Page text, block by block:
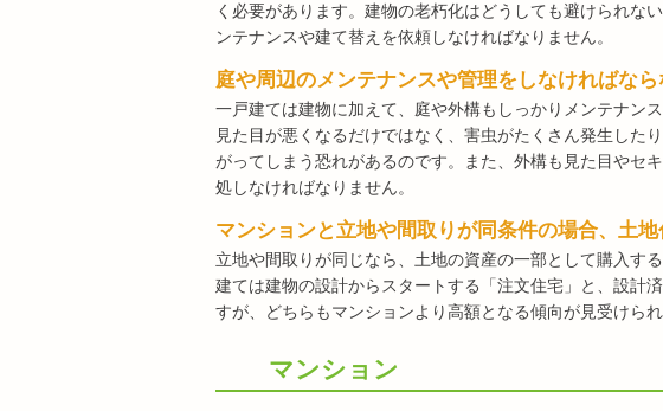
く必要があります。建物の老朽化はどうしても避けられな
ンテナンスや建て替えを依頼しなければなりません。
庭や周辺のメンテナンスや管理をしなければなら
一戸建ては建物に加えて、庭や外構もしっかりメンテナン
見た目が悪くなるだけではなく、害虫がたくさん発生した
がってしまう恐れがあるのです。また、外構も見た目やセ
処しなければなりません。
マンションと立地や間取りが同条件の場合、土地
立地や間取りが同じなら、土地の資産の一部として購入す
建ては建物の設計からスタートする「注文住宅」と、設計
すが、どちらもマンションより高額となる傾向が見受けられ
マンション